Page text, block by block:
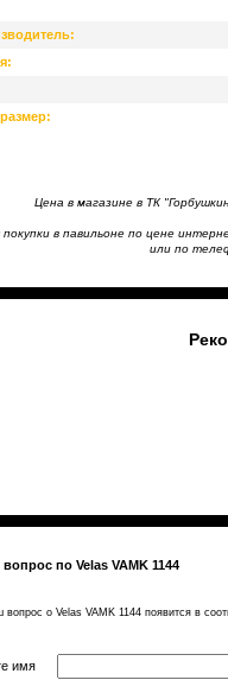
Цена в магазине в ТК
покупки в павильоне по цене
или по
вопрос по Velas VAMK 1144
вопрос о Velas VAMK 1144 появится в
имя